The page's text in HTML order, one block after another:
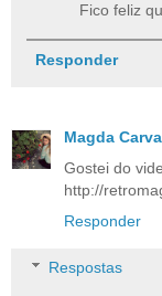
Fico feliz
Responder
Magda
Gostei do
http://
Responder
Respostas